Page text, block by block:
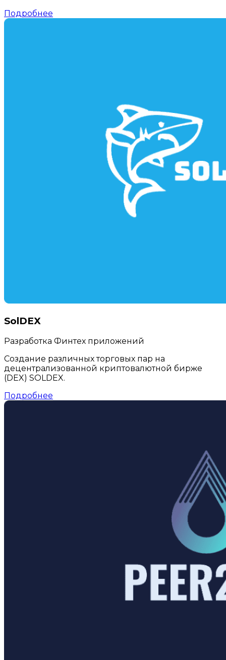
Подробнее
SolDEX
Разработка Финтех приложений
Создание различных торговых пар на
децентрализованной криптовалютной бирже
(DEX) SOLDEX.
Подробнее